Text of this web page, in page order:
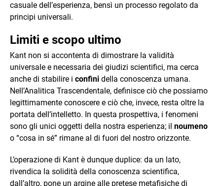
casuale dell’esperienza, bensì un processo regolato da
principi universali.
Limiti e scopo ultimo
Kant non si accontenta di dimostrare la validità
universale e necessaria dei giudizi scientifici, ma cerca
anche di stabilire i confini della conoscenza umana.
Nell’Analitica Trascendentale, definisce ciò che possiamo
legittimamente conoscere e ciò che, invece, resta oltre la
portata dell’intelletto. In questa prospettiva, i fenomeni
sono gli unici oggetti della nostra esperienza; il noumeno
o “cosa in sé” rimane al di fuori del nostro orizzonte.
L’operazione di Kant è dunque duplice: da un lato,
rivendica la solidità della conoscenza scientifica,
dall’altro, pone un argine alle pretese metafisiche di